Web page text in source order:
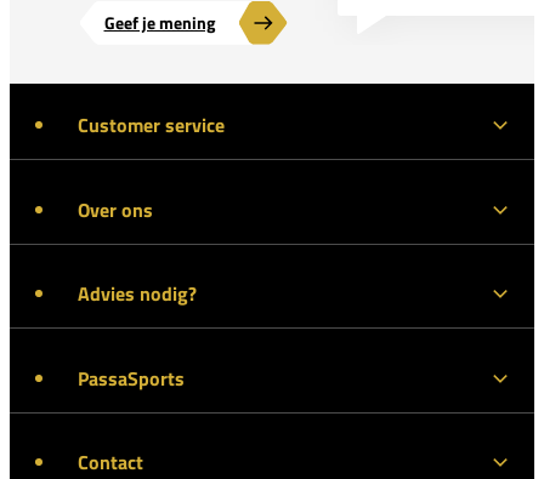
Geef je mening
Customer service
Over ons
Advies nodig?
PassaSports
Contact